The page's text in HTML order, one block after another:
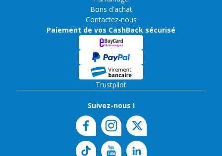
Bons d'achat
Contactez-nous
Paiement de vos CashBack sécurisé
Trustpilot
Suivez-nous !